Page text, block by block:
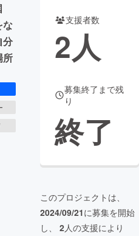
CAMPFIRE Creation
machi-ya コミュニティ
な
分
所
支援者数
2人
募集終了まで残
り
終了
このプロジェクトは、
2024/09/21に募集を開始
し、 2人の支援により